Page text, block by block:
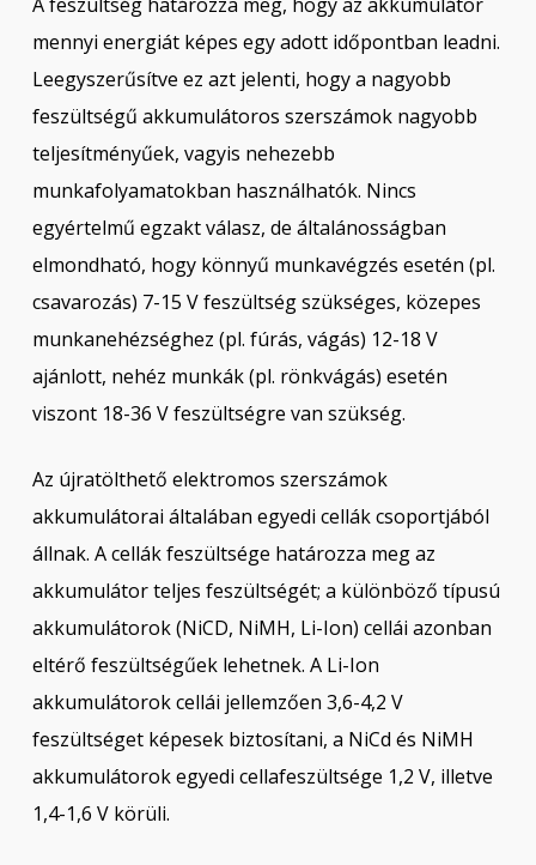
mennyi energiát képes egy adott időpontban leadni.
Leegyszerűsítve ez azt jelenti, hogy a nagyobb
feszültségű akkumulátoros szerszámok nagyobb
teljesítményűek, vagyis nehezebb
munkafolyamatokban használhatók. Nincs
egyértelmű egzakt válasz, de általánosságban
elmondható, hogy könnyű munkavégzés esetén (pl.
csavarozás) 7-15 V feszültség szükséges, közepes
munkanehézséghez (pl. fúrás, vágás) 12-18 V
ajánlott, nehéz munkák (pl. rönkvágás) esetén
viszont 18-36 V feszültségre van szükség.
Az újratölthető elektromos szerszámok
akkumulátorai általában egyedi cellák csoportjából
állnak. A cellák feszültsége határozza meg az
akkumulátor teljes feszültségét; a különböző típusú
akkumulátorok (NiCD, NiMH, Li-Ion) cellái azonban
eltérő feszültségűek lehetnek. A Li-Ion
akkumulátorok cellái jellemzően 3,6-4,2 V
feszültséget képesek biztosítani, a NiCd és NiMH
akkumulátorok egyedi cellafeszültsége 1,2 V, illetve
1,4-1,6 V körüli.